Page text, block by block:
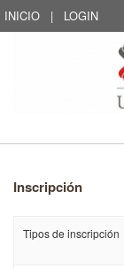
INICIO | LOGIN
Inscripción
Tipos de inscripción